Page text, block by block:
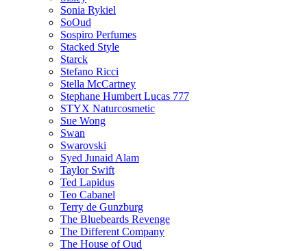
Sonia Rykiel
SoOud
Sospiro Perfumes
Stacked Style
Starck
Stefano Ricci
Stella McCartney
Stephane Humbert Lucas 777
STYX Naturсosmetic
Sue Wong
Swan
Swarovski
Syed Junaid Alam
Taylor Swift
Ted Lapidus
Teo Cabanel
Terry de Gunzburg
The Bluebeards Revenge
The Different Company
The House of Oud